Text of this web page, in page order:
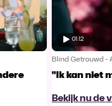
01:12
Blind Getrouwd -
"Ik kan niet
Bekijk nu de